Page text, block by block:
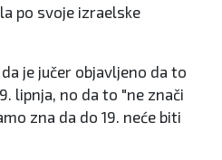
po svoje izraelske
je jučer objavljeno da to
lipnja, no da to "ne znači
zna da do 19. neće biti